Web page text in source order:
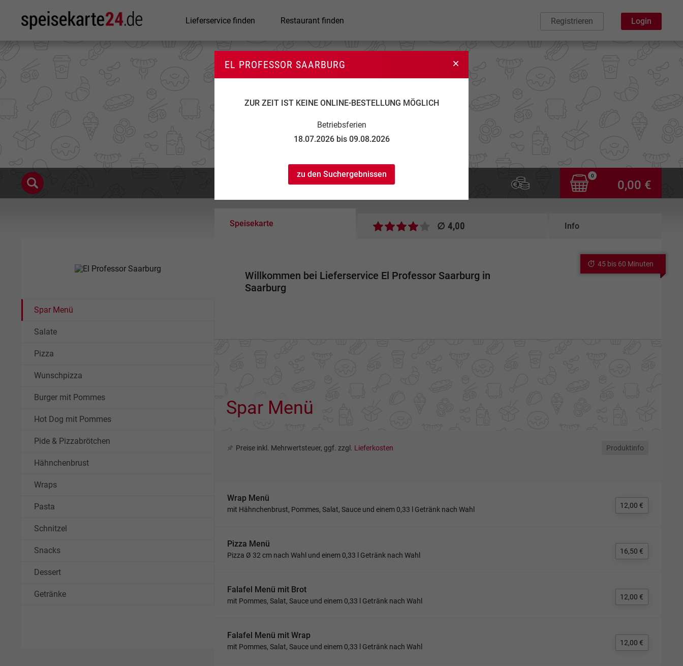
Lieferservice finden Restaurant finden Registrieren Login
EL PROFESSOR SAARBURG
ZUR ZEIT IST KEINE ONLINE-BESTELLUNG MÖGLICH
Betriebsferien
18.07.2026 bis 09.08.2026
zu den Suchergebnissen
El Professor Saarburg
17:00 bis 21:50 ...
0
0,00 €
Speisekarte ∅ 4,00 Info
Spar Menü
Salate
Pizza
Wunschpizza
Burger mit Pommes
Hot Dog mit Pommes
Pide & Pizzabrötchen
Hähnchenbrust
Wraps
Pasta
Schnitzel
Snacks
Dessert
Getränke
Willkommen bei Lieferservice El Professor Saarburg in
Saarburg
45 bis 60 Minuten
Spar Menü
Preise inkl. Mehrwertsteuer, ggf. zzgl. Lieferkosten Produktinfo
Wrap Menü
mit Hähnchenbrust, Pommes, Salat, Sauce und einem 0,33 l Getränk nach Wahl 12,00 €
Pizza Menü
Pizza Ø 32 cm nach Wahl und einem 0,33 l Getränk nach Wahl 16,50 €
Falafel Menü mit Brot
mit Pommes, Salat, Sauce und einem 0,33 l Getränk nach Wahl 12,00 €
Falafel Menü mit Wrap
mit Pommes, Salat, Sauce und einem 0,33 l Getränk nach Wahl 12,00 €